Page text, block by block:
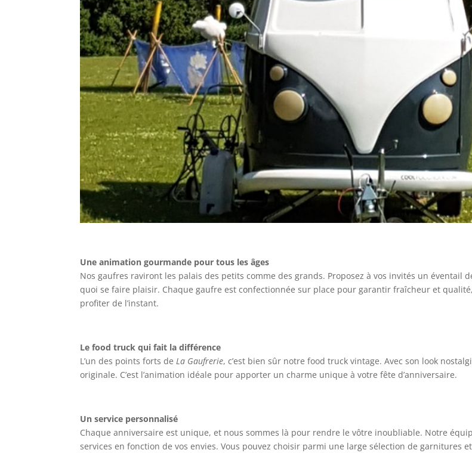
Une animation gourmande pour tous les âges
Nos gaufres raviront les palais des petits comme des grands. Proposez à vos invités un
quoi se faire plaisir. Chaque gaufre est confectionnée sur place pour garantir fraîcheur et
profiter de l’instant.
Le food truck qui fait la différence
L’un des points forts de La Gaufrerie, c’est bien sûr notre food truck vintage. Avec son look
originale. C’est l’animation idéale pour apporter un charme unique à votre fête d’anniversaire.
Un service personnalisé
Chaque anniversaire est unique, et nous sommes là pour rendre le vôtre inoubliable. Notre
services en fonction de vos envies. Vous pouvez choisir parmi une large sélection de garnitures